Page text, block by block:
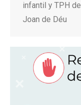
infantil y TPH
Joan de Déu